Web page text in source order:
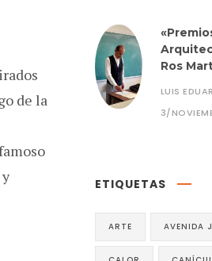
de la
Ros
LUIS
3/
ETIQUETAS
ARTE AVENIDA